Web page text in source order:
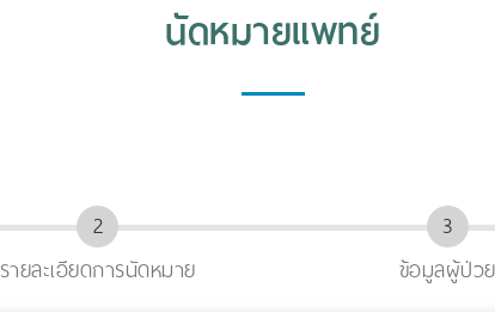
นัดหมายแพทย์
รายละเอียดการนัดหมาย ข้อมูลผู้ป่วย